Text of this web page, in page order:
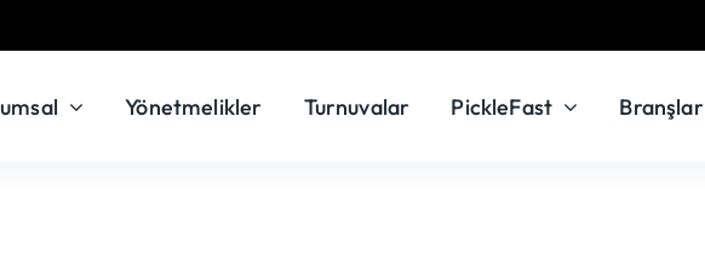
Yönetmelikler Turnuvalar PickleFast Branşlar